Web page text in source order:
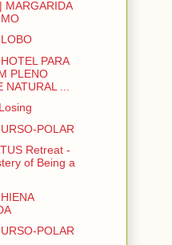
MARGARIDA
PARA
PLENO
NATURAL ...
POLAR
Retreat -
of Being a
POLAR